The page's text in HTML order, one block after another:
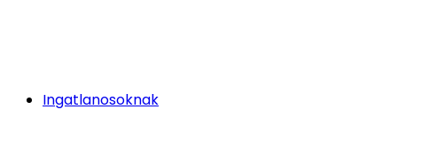
Ingatlanosoknak